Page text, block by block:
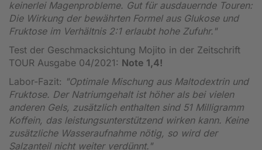
keinerlei Magenprobleme. Gut für ausdauernde Touren:
Die Wirkung der bewährten Formel aus Glukose und
Fruktose im Verhältnis 2:1 erlaubt hohe Zufuhr."
Test der Geschmacksichtung Mojito in der Zeitschrift
TOUR Ausgabe 04/2021: Note 1,4!
Labor-Fazit: "Optimale Mischung aus Maltodextrin und
Fruktose. Der Natriumgehalt ist höher als bei vielen
anderen Gels, zusätzlich enthalten sind 51 Milligramm
Koffein, das leistungsunterstützend wirken kann. Keine
zusätzliche Wasseraufnahme nötig, so wird der
Salzanteil nicht weiter verdünnt."